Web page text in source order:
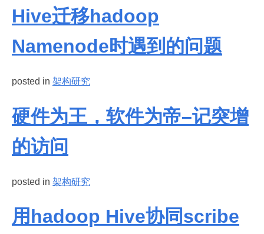
Hive迁移hadoop
Namenode时遇到的问题
posted in 架构研究
硬件为王，软件为帝–记突增
的访问
posted in 架构研究
用hadoop Hive协同scribe